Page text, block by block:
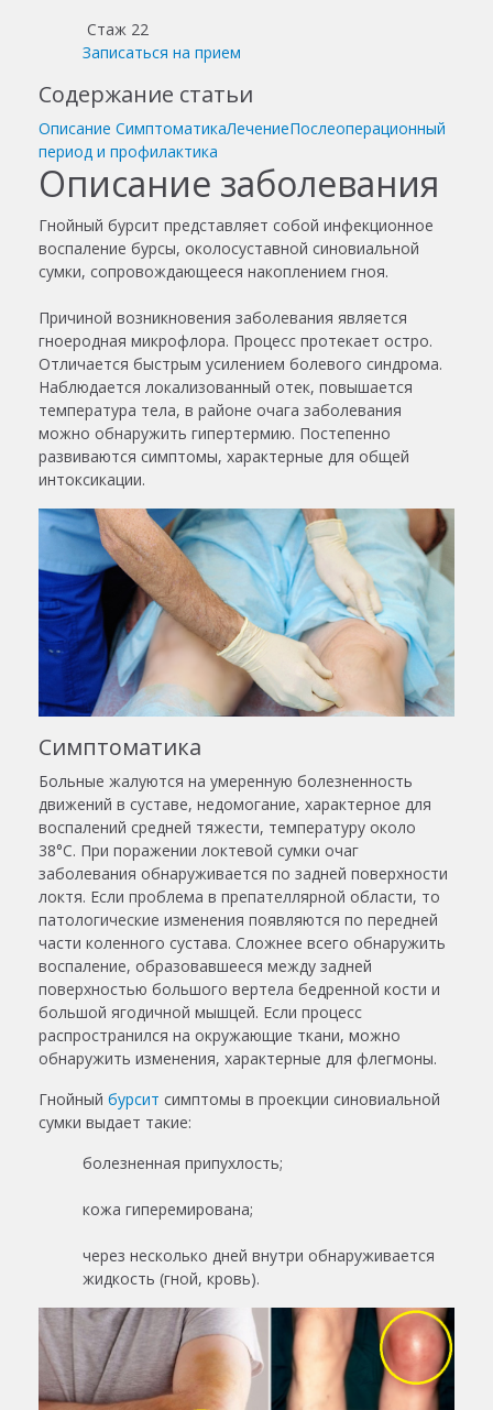
Стаж 22
Записаться на прием
Содержание статьи
Описание СимптоматикаЛечениеПослеоперационный
период и профилактика
Описание заболевания
Гнойный бурсит представляет собой инфекционное
воспаление бурсы, околосуставной синовиальной
сумки, сопровождающееся накоплением гноя.
Причиной возникновения заболевания является
гноеродная микрофлора. Процесс протекает остро.
Отличается быстрым усилением болевого синдрома.
Наблюдается локализованный отек, повышается
температура тела, в районе очага заболевания
можно обнаружить гипертермию. Постепенно
развиваются симптомы, характерные для общей
интоксикации.
Симптоматика
Больные жалуются на умеренную болезненность
движений в суставе, недомогание, характерное для
воспалений средней тяжести, температуру около
38°С. При поражении локтевой сумки очаг
заболевания обнаруживается по задней поверхности
локтя. Если проблема в препателлярной области, то
патологические изменения появляются по передней
части коленного сустава. Сложнее всего обнаружить
воспаление, образовавшееся между задней
поверхностью большого вертела бедренной кости и
большой ягодичной мышцей. Если процесс
распространился на окружающие ткани, можно
обнаружить изменения, характерные для флегмоны.
Гнойный бурсит симптомы в проекции синовиальной
сумки выдает такие:
болезненная припухлость;
кожа гиперемирована;
через несколько дней внутри обнаруживается
жидкость (гной, кровь).